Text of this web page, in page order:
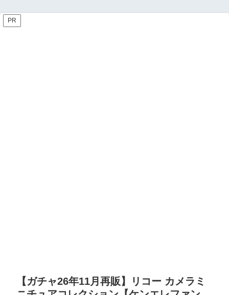
PR
【ガチャ26年11月再販】リコー カメラミ